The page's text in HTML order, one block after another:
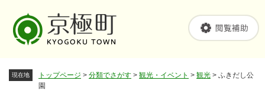
現在地 トップページ > 分類でさがす > 観光・イベント > 観光 > ふきだし公
園